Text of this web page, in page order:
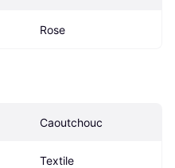
Rose
Caoutchouc
Textile